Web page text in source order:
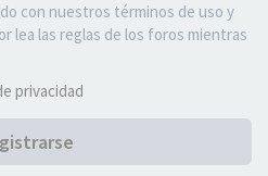
con nuestros términos de uso y
lea las reglas de los foros mientras
privacidad